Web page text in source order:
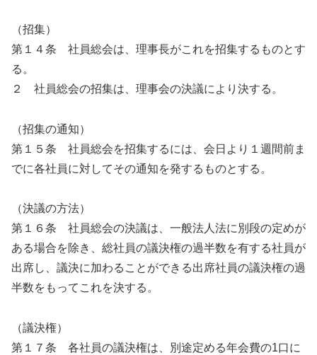
（招集）
第１４条 社員総会は、理事長がこれを招集するものとす
る。
２ 社員総会の招集は、理事会の決議により決する。
（招集の通知）
第１５条 社員総会を招集するには、会日より１週間前ま
でに各社員に対してその通知を発するものとする。
（決議の方法）
第１６条 社員総会の決議は、一般法人法に別段の定めが
ある場合を除き、総社員の議決権の過半数を有する社員が
出席し、議決に加わることができる出席社員の議決権の過
半数をもってこれを決する。
（議決権）
第１７条 各社員の議決権は、別途定める年会費の1口に